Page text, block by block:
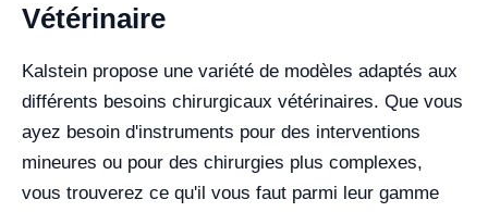
Vétérinaire
Kalstein propose une variété de modèles adaptés aux
différents besoins chirurgicaux vétérinaires. Que vous
ayez besoin d'instruments pour des interventions
mineures ou pour des chirurgies plus complexes,
vous trouverez ce qu'il vous faut parmi leur gamme